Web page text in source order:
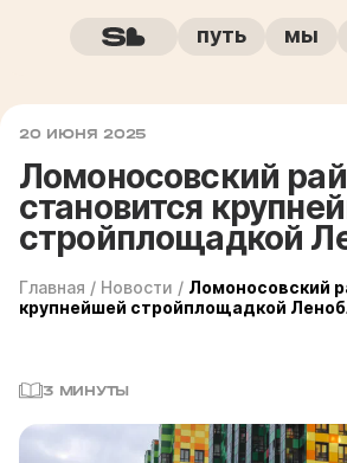
путь мы
20 ИЮНЯ 2025
Ломоносовский
становится
стройплощадкой
Главная / Новости / Ломоносовский
крупнейшей стройплощадкой
3 МИНУТЫ